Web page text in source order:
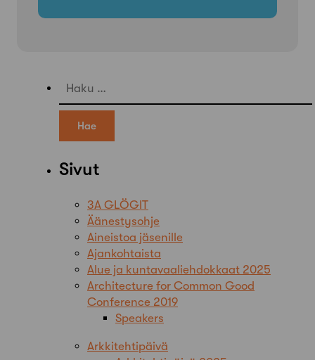
Haku:
Sivut
3A GLÖGIT
Äänestysohje
Aineistoa jäsenille
Ajankohtaista
Alue ja kuntavaaliehdokkaat 2025
Architecture for Common Good
Conference 2019
Speakers
Arkkitehtipäivä